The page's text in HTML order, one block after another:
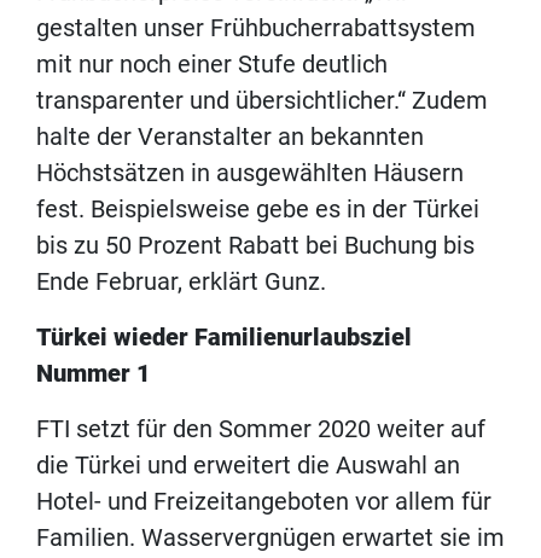
gestalten unser Frühbucherrabattsystem
mit nur noch einer Stufe deutlich
transparenter und übersichtlicher.“ Zudem
halte der Veranstalter an bekannten
Höchstsätzen in ausgewählten Häusern
fest. Beispielsweise gebe es in der Türkei
bis zu 50 Prozent Rabatt bei Buchung bis
Ende Februar, erklärt Gunz.
Türkei wieder Familienurlaubsziel
Nummer 1
FTI setzt für den Sommer 2020 weiter auf
die Türkei und erweitert die Auswahl an
Hotel- und Freizeitangeboten vor allem für
Familien. Wasservergnügen erwartet sie im